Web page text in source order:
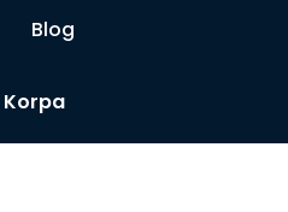
Blog
Korpa